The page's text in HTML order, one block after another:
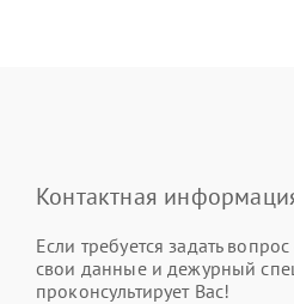
Контактная
Если требуется задать
свои данные и дежурный
проконсультирует Вас!